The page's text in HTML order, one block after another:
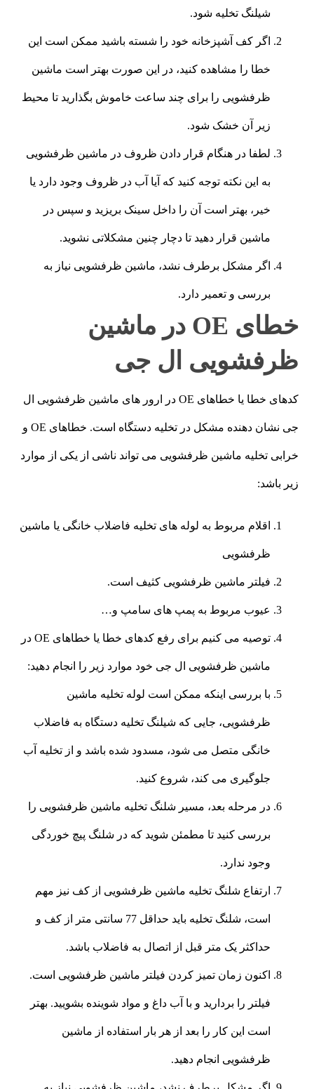
شیلنگ تخلیه شود.
اگر کف آشپزخانه خود را شسته باشید ممکن است این
خطا را مشاهده کنید، در این صورت بهتر است ماشین
ظرفشویی را برای چند ساعت خاموش بگذارید تا محیط
زیر آن خشک شود.
لطفا در هنگام قرار دادن ظروف در ماشین ظرفشویی
به این نکته توجه کنید که آیا آب در ظروف وجود دارد یا
خیر، بهتر است آن را داخل سینک بریزید و سپس در
ماشین قرار دهید تا دچار چنین مشکلاتی نشوید.
اگر مشکل برطرف نشد، ماشین ظرفشویی نیاز به
بررسی و تعمیر دارد.
خطای OE در ماشین
ظرفشویی ال جی
کدهای خطا یا خطاهای OE در ارور های ماشین ظرفشویی ال
جی نشان دهنده مشکل در تخلیه دستگاه است. خطاهای OE و
خرابی تخلیه ماشین ظرفشویی می تواند ناشی از یکی از موارد
زیر باشد:
اقلام مربوط به لوله های تخلیه فاضلاب خانگی یا ماشین
ظرفشویی
فیلتر ماشین ظرفشویی کثیف است.
عیوب مربوط به پمپ های سامپ و…
توصیه می کنیم برای رفع کدهای خطا یا خطاهای OE در
ماشین ظرفشویی ال جی خود موارد زیر را انجام دهید:
با بررسی اینکه ممکن است لوله تخلیه ماشین
ظرفشویی، جایی که شیلنگ تخلیه دستگاه به فاضلاب
خانگی متصل می شود، مسدود شده باشد و از تخلیه آب
جلوگیری می کند، شروع کنید.
در مرحله بعد، مسیر شلنگ تخلیه ماشین ظرفشویی را
بررسی کنید تا مطمئن شوید که در شلنگ پیچ خوردگی
وجود ندارد.
ارتفاع شلنگ تخلیه ماشین ظرفشویی از کف نیز مهم
است، شلنگ تخلیه باید حداقل 77 سانتی متر از کف و
حداکثر یک متر قبل از اتصال به فاضلاب باشد.
اکنون زمان تمیز کردن فیلتر ماشین ظرفشویی است.
فیلتر را بردارید و با آب داغ و مواد شوینده بشویید. بهتر
است این کار را بعد از هر بار استفاده از ماشین
ظرفشویی انجام دهید.